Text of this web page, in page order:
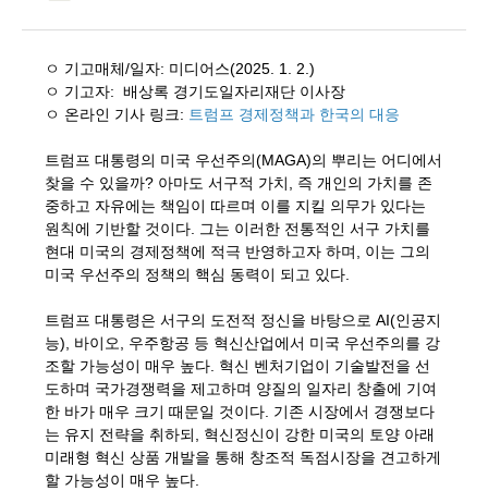
ㅇ 기고매체/일자: 미디어스(2025. 1. 2.)
ㅇ 기고자: 배상록 경기도일자리재단 이사장
ㅇ 온라인 기사 링크: 트럼프 경제정책과 한국의 대응
트럼프 대통령의 미국 우선주의(MAGA)의 뿌리는 어디에서
찾을 수 있을까? 아마도 서구적 가치, 즉 개인의 가치를 존
중하고 자유에는 책임이 따르며 이를 지킬 의무가 있다는
원칙에 기반할 것이다. 그는 이러한 전통적인 서구 가치를
현대 미국의 경제정책에 적극 반영하고자 하며, 이는 그의
미국 우선주의 정책의 핵심 동력이 되고 있다.
트럼프 대통령은 서구의 도전적 정신을 바탕으로 AI(인공지
능), 바이오, 우주항공 등 혁신산업에서 미국 우선주의를 강
조할 가능성이 매우 높다. 혁신 벤처기업이 기술발전을 선
도하며 국가경쟁력을 제고하며 양질의 일자리 창출에 기여
한 바가 매우 크기 때문일 것이다. 기존 시장에서 경쟁보다
는 유지 전략을 취하되, 혁신정신이 강한 미국의 토양 아래
미래형 혁신 상품 개발을 통해 창조적 독점시장을 견고하게
할 가능성이 매우 높다.